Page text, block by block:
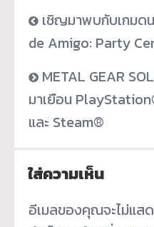
เชิญมาพบกับเกมด
de Amigo: Party
METAL GEAR
มาเยือน
และ Steam®
ใส่ความเห็น
อีเมลของคุณจะไม่แส